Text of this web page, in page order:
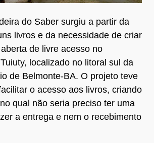
do Saber surgiu a partir da
livros e da necessidade de criar
de livre acesso no
localizado no litoral sul da
de Belmonte-BA. O projeto teve
o acesso aos livros, criando
qual não seria preciso ter uma
a entrega e nem o recebimento